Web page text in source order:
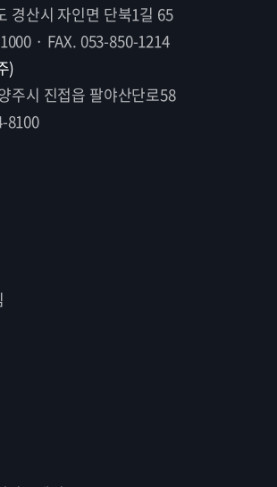
경산시 자인면 단북1길 65
· FAX. 053-850-1214
)
주시 진접읍 팔야산단로58
8100